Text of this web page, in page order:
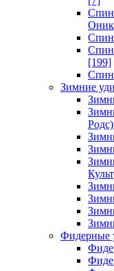
[199]
Зимние
Родс)
Фидерные